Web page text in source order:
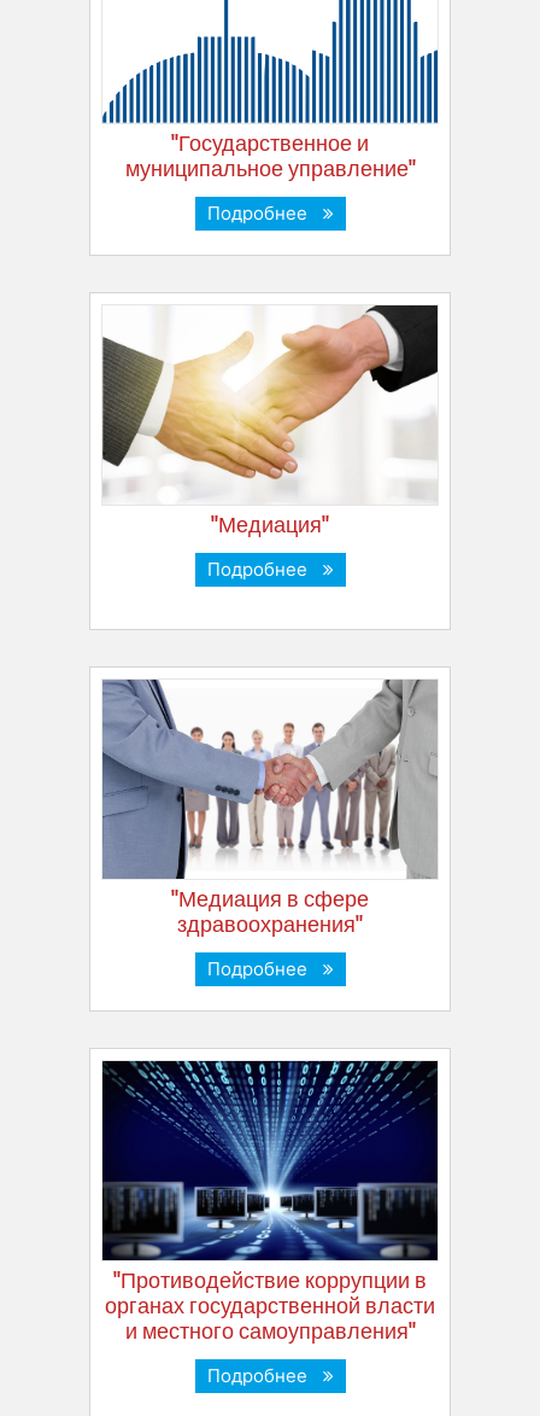
"Государственное и
муниципальное управление"
Подробнее
"Медиация"
Подробнее
"Медиация в сфере
здравоохранения"
Подробнее
"Противодействие коррупции в
органах государственной власти
и местного самоуправления"
Подробнее